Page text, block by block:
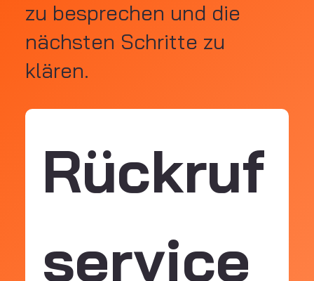
zu besprechen und die
nächsten Schritte zu
klären.
Rückruf
service